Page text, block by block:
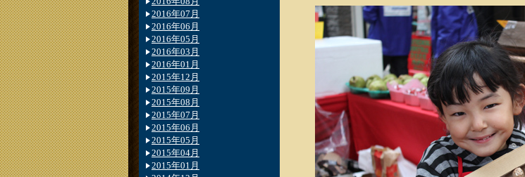
2016年07月
2016年06月
2016年05月
2016年03月
2016年01月
2015年12月
2015年09月
2015年08月
2015年07月
2015年06月
2015年05月
2015年04月
2015年01月